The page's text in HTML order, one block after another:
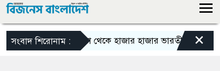
সংবাদ শিরোনাম :কানাডা থেকে হাজার হাজার ভারতীয় নাগরিক×